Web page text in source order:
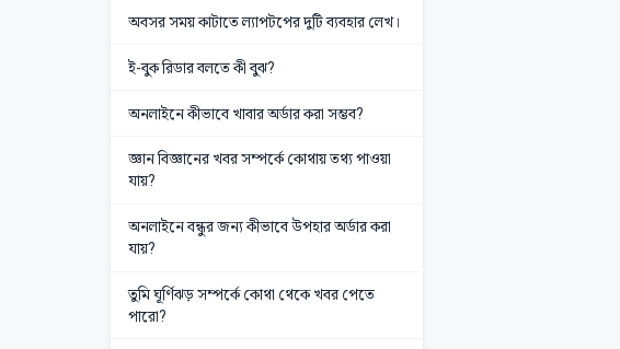
অবসর সময় কাটাতে ল্যাপটপের দুটি ব্যবহার লেখ।
ই-বুক রিডার বলতে কী বুঝ?
অনলাইনে কীভাবে খাবার অর্ডার করা সম্ভব?
জ্ঞান বিজ্ঞানের খবর সম্পর্কে কোথায় তথ্য পাওয়া
যায়?
অনলাইনে বন্ধুর জন্য কীভাবে উপহার অর্ডার করা
যায়?
তুমি ঘূর্ণিঝড় সম্পর্কে কোথা থেকে খবর পেতে
পারো?